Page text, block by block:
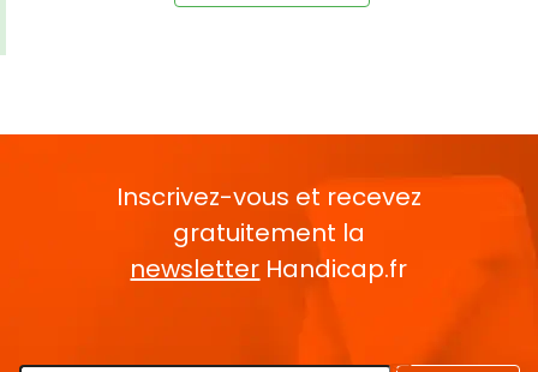
Inscrivez-vous et recevez
gratuitement la
newsletter Handicap.fr